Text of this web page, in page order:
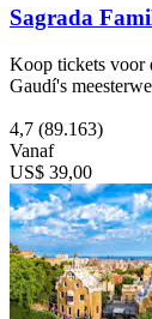
Sagrada
Koop tickets voor
Gaudí's
4,7 (89.163)
Vanaf
US$ 39,00